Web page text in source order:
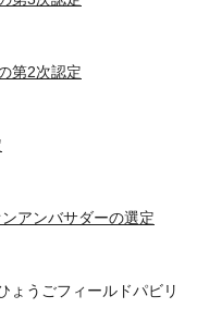
第2次認定
アンバサダーの選定
ょうごフィールドパビリ